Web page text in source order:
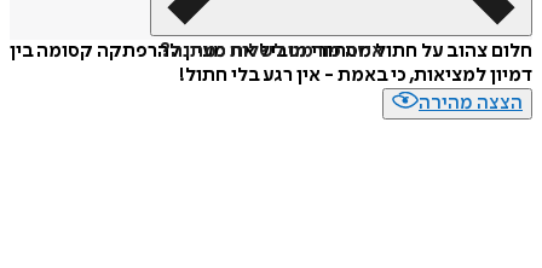
איזה פורמט לשלוח כמתנה?
חלום צהוב על חתול מסתורי מוביל את מעיין להרפתקה קסומה בין
דמיון למציאות, כי באמת - אין רגע בלי חתול!
הצצה מהירה